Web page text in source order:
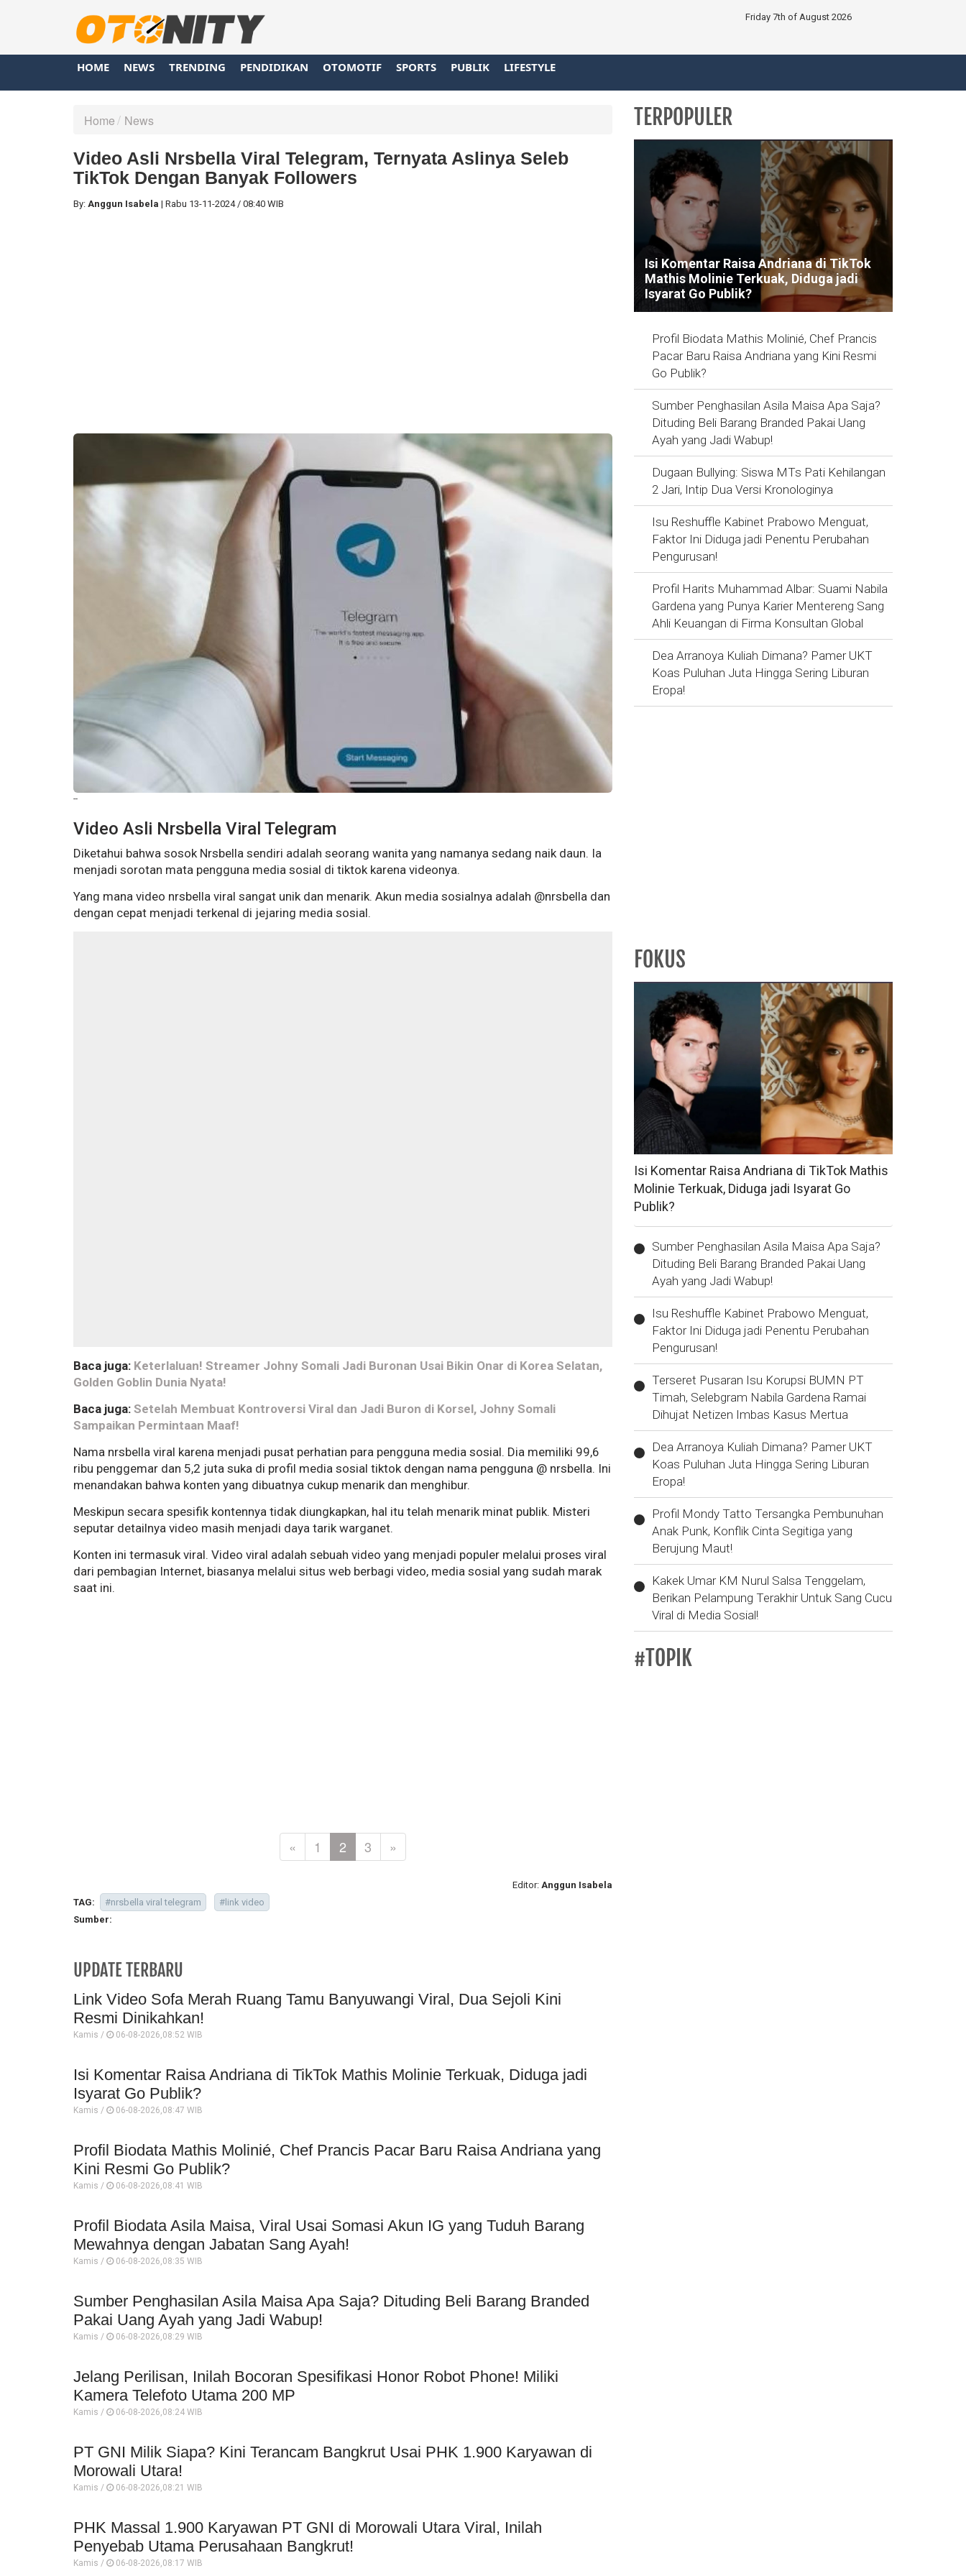
Friday 7th of August 2026
HOME NEWS TRENDING PENDIDIKAN OTOMOTIF SPORTS PUBLIK LIFESTYLE
Home News
Video Asli Nrsbella Viral Telegram, Ternyata Aslinya Seleb
TikTok Dengan Banyak Followers
By: Anggun Isabela | Rabu 13-11-2024 / 08:40 WIB
--
Video Asli Nrsbella Viral Telegram
Diketahui bahwa sosok Nrsbella sendiri adalah seorang wanita yang namanya sedang naik daun. Ia
menjadi sorotan mata pengguna media sosial di tiktok karena videonya.
Yang mana video nrsbella viral sangat unik dan menarik. Akun media sosialnya adalah @nrsbella dan
dengan cepat menjadi terkenal di jejaring media sosial.
Baca juga: Keterlaluan! Streamer Johny Somali Jadi Buronan Usai Bikin Onar di Korea Selatan,
Golden Goblin Dunia Nyata!
Baca juga: Setelah Membuat Kontroversi Viral dan Jadi Buron di Korsel, Johny Somali
Sampaikan Permintaan Maaf!
Nama nrsbella viral karena menjadi pusat perhatian para pengguna media sosial. Dia memiliki 99,6
ribu penggemar dan 5,2 juta suka di profil media sosial tiktok dengan nama pengguna @ nrsbella. Ini
menandakan bahwa konten yang dibuatnya cukup menarik dan menghibur.
Meskipun secara spesifik kontennya tidak diungkapkan, hal itu telah menarik minat publik. Misteri
seputar detailnya video masih menjadi daya tarik warganet.
Konten ini termasuk viral. Video viral adalah sebuah video yang menjadi populer melalui proses viral
dari pembagian Internet, biasanya melalui situs web berbagi video, media sosial yang sudah marak
saat ini.
« 1 2 3 »
Editor: Anggun Isabela
TAG:
#nrsbella viral telegram
#link video
Sumber:
UPDATE TERBARU
Link Video Sofa Merah Ruang Tamu Banyuwangi Viral, Dua Sejoli Kini
Resmi Dinikahkan!
Kamis / 06-08-2026,08:52 WIB
Isi Komentar Raisa Andriana di TikTok Mathis Molinie Terkuak, Diduga jadi
Isyarat Go Publik?
Kamis / 06-08-2026,08:47 WIB
Profil Biodata Mathis Molinié, Chef Prancis Pacar Baru Raisa Andriana yang
Kini Resmi Go Publik?
Kamis / 06-08-2026,08:41 WIB
Profil Biodata Asila Maisa, Viral Usai Somasi Akun IG yang Tuduh Barang
Mewahnya dengan Jabatan Sang Ayah!
Kamis / 06-08-2026,08:35 WIB
Sumber Penghasilan Asila Maisa Apa Saja? Dituding Beli Barang Branded
Pakai Uang Ayah yang Jadi Wabup!
Kamis / 06-08-2026,08:29 WIB
Jelang Perilisan, Inilah Bocoran Spesifikasi Honor Robot Phone! Miliki
Kamera Telefoto Utama 200 MP
Kamis / 06-08-2026,08:24 WIB
PT GNI Milik Siapa? Kini Terancam Bangkrut Usai PHK 1.900 Karyawan di
Morowali Utara!
Kamis / 06-08-2026,08:21 WIB
PHK Massal 1.900 Karyawan PT GNI di Morowali Utara Viral, Inilah
Penyebab Utama Perusahaan Bangkrut!
Kamis / 06-08-2026,08:17 WIB
TERPOPULER
Isi Komentar Raisa Andriana di TikTok
Mathis Molinie Terkuak, Diduga jadi
Isyarat Go Publik?
Profil Biodata Mathis Molinié, Chef Prancis
Pacar Baru Raisa Andriana yang Kini Resmi
Go Publik?
Sumber Penghasilan Asila Maisa Apa Saja?
Dituding Beli Barang Branded Pakai Uang
Ayah yang Jadi Wabup!
Dugaan Bullying: Siswa MTs Pati Kehilangan
2 Jari, Intip Dua Versi Kronologinya
Isu Reshuffle Kabinet Prabowo Menguat,
Faktor Ini Diduga jadi Penentu Perubahan
Pengurusan!
Profil Harits Muhammad Albar: Suami Nabila
Gardena yang Punya Karier Mentereng Sang
Ahli Keuangan di Firma Konsultan Global
Dea Arranoya Kuliah Dimana? Pamer UKT
Koas Puluhan Juta Hingga Sering Liburan
Eropa!
FOKUS
Isi Komentar Raisa Andriana di TikTok Mathis
Molinie Terkuak, Diduga jadi Isyarat Go
Publik?
Sumber Penghasilan Asila Maisa Apa Saja?
Dituding Beli Barang Branded Pakai Uang
Ayah yang Jadi Wabup!
Isu Reshuffle Kabinet Prabowo Menguat,
Faktor Ini Diduga jadi Penentu Perubahan
Pengurusan!
Terseret Pusaran Isu Korupsi BUMN PT
Timah, Selebgram Nabila Gardena Ramai
Dihujat Netizen Imbas Kasus Mertua
Dea Arranoya Kuliah Dimana? Pamer UKT
Koas Puluhan Juta Hingga Sering Liburan
Eropa!
Profil Mondy Tatto Tersangka Pembunuhan
Anak Punk, Konflik Cinta Segitiga yang
Berujung Maut!
Kakek Umar KM Nurul Salsa Tenggelam,
Berikan Pelampung Terakhir Untuk Sang Cucu
Viral di Media Sosial!
#TOPIK